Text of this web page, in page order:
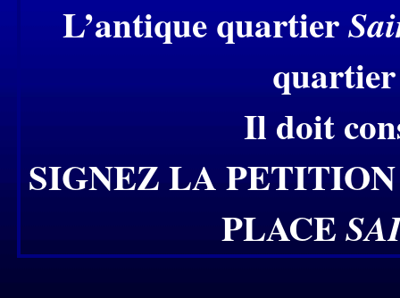
L’antique quartier
Il doit
SIGNEZ LA
PLACE